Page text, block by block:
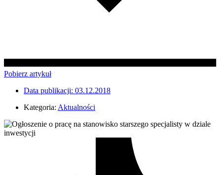
Pobierz artykuł
Data publikacji: 03.12.2018
Kategoria: Aktualności